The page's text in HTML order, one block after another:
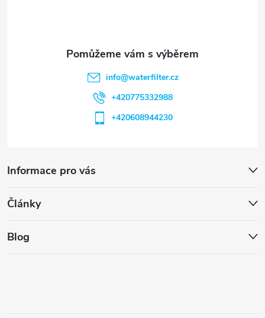
Informace pro vás
Články
Blog
info@waterfilter.cz
+420775332988
+420608944230